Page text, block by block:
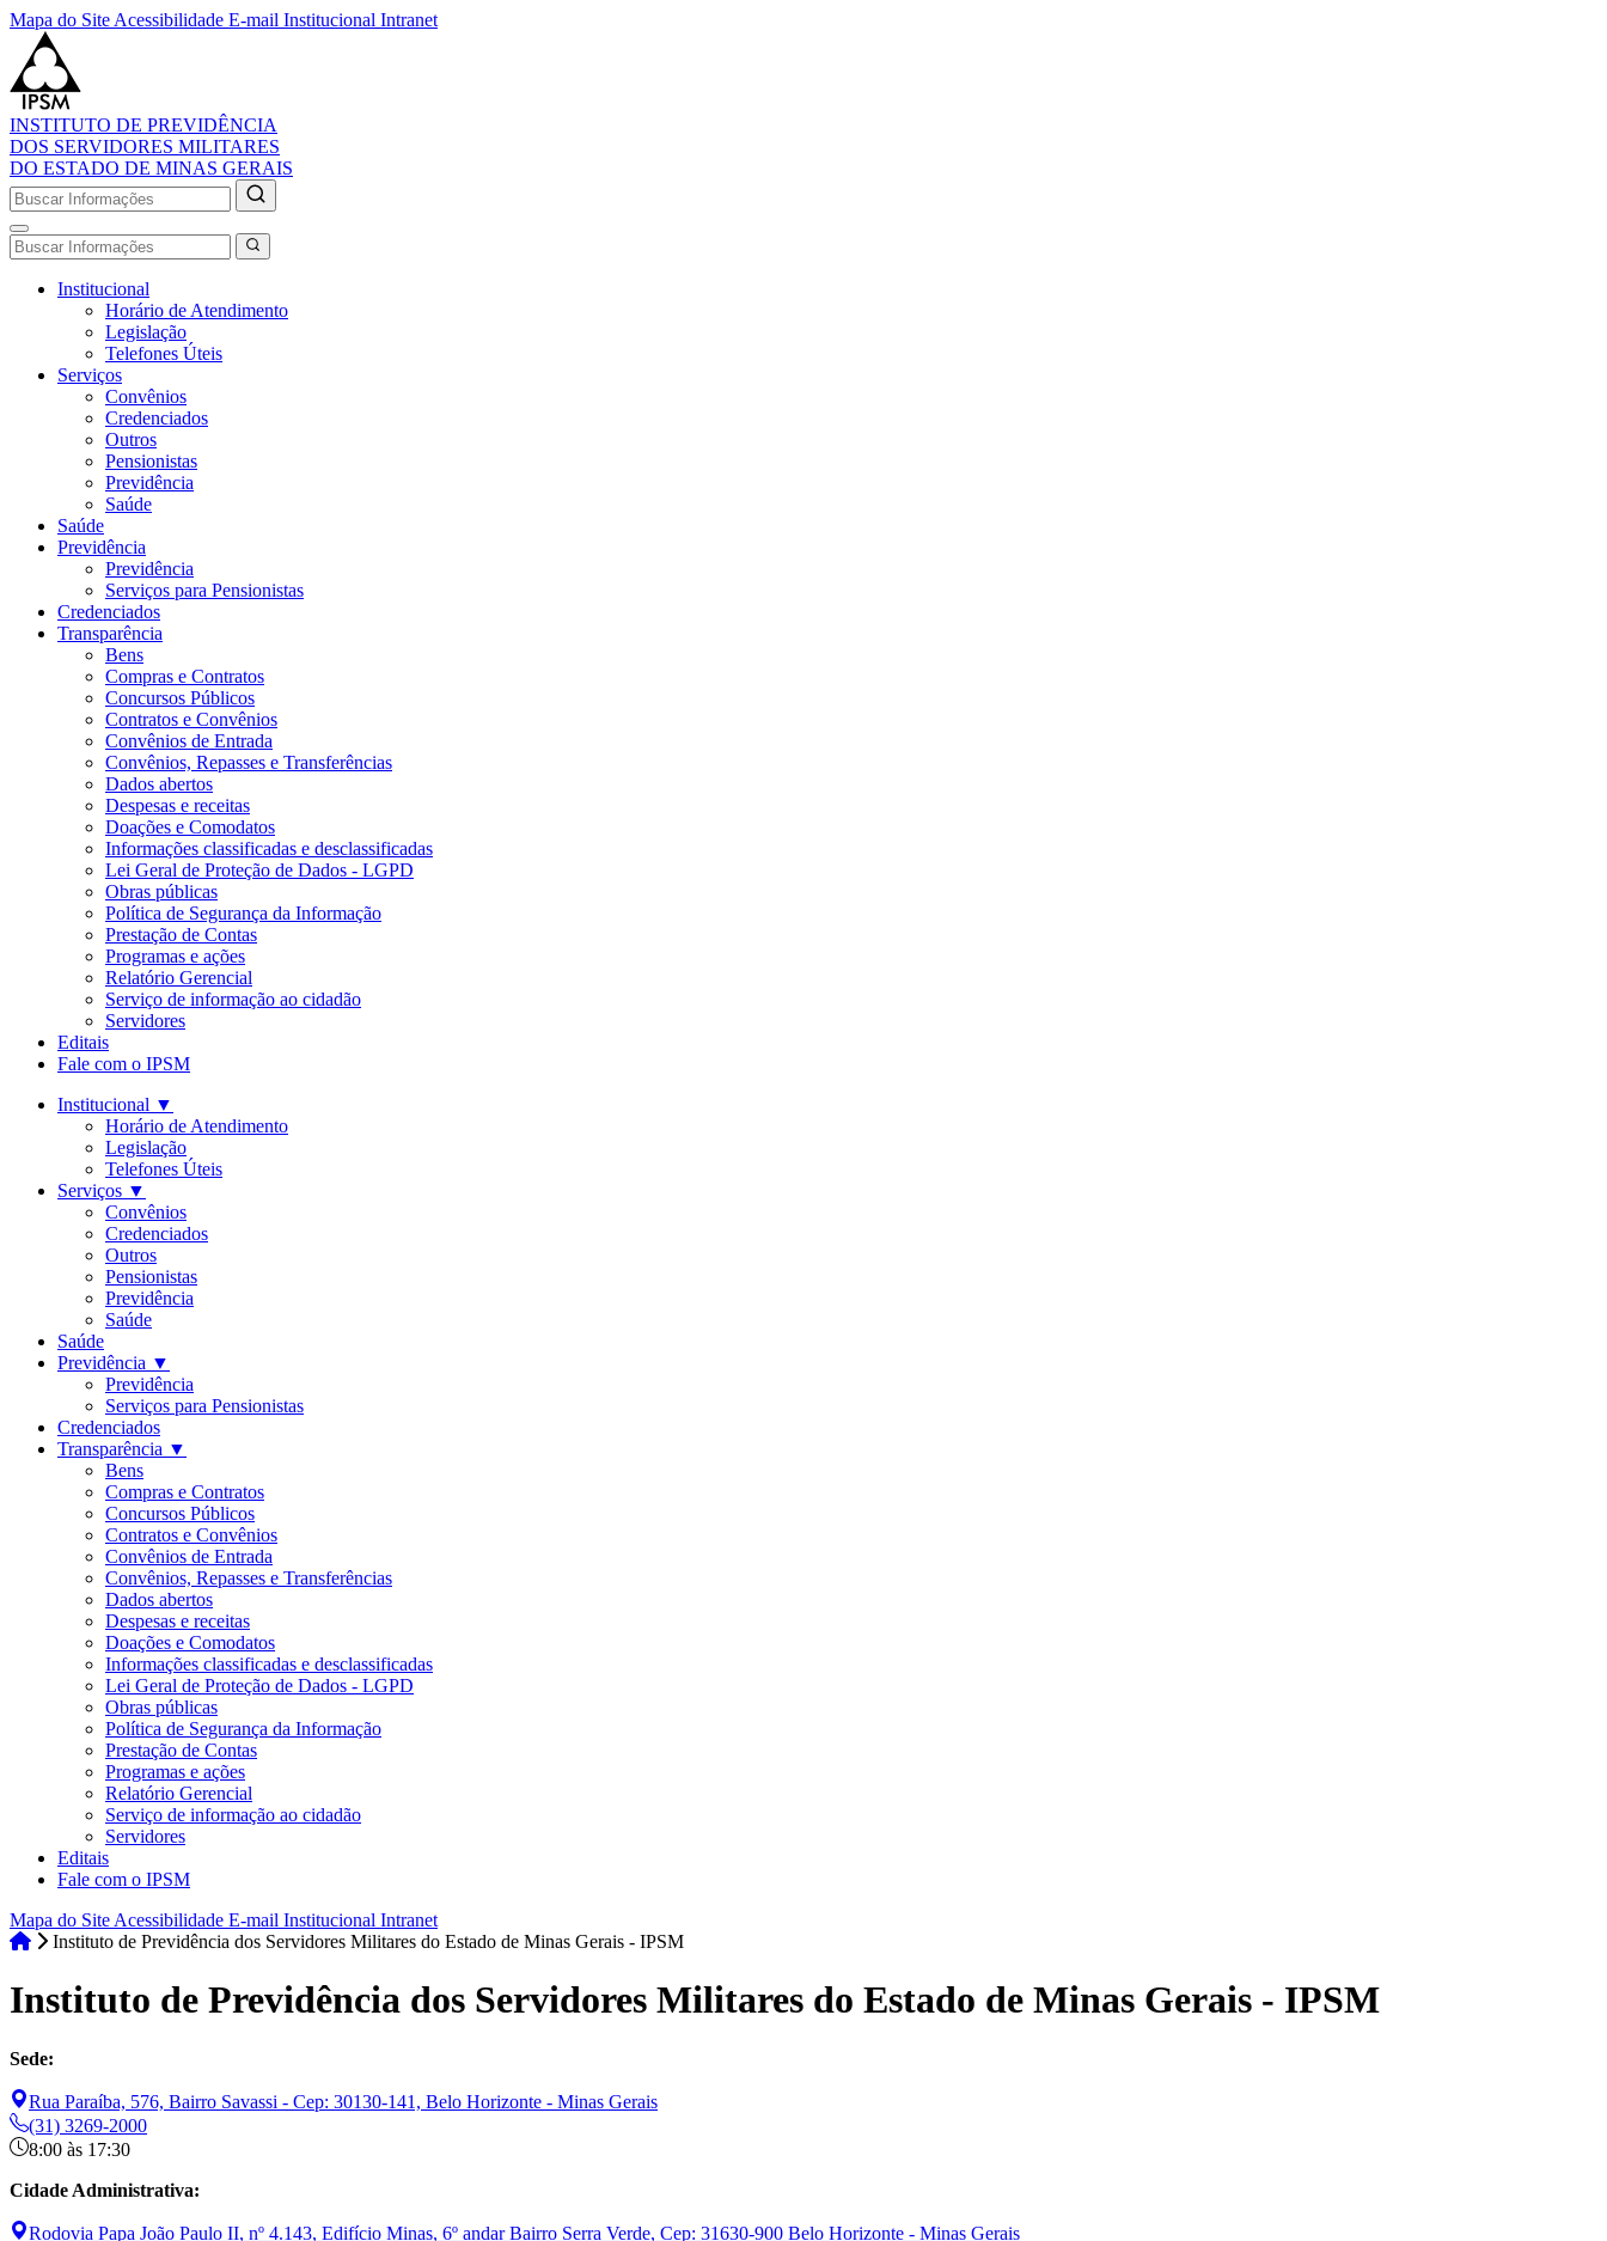
Mapa do Site Acessibilidade E-mail Institucional Intranet
INSTITUTO DE PREVIDÊNCIA
DOS SERVIDORES MILITARES
DO ESTADO DE MINAS GERAIS
Institucional
Horário de Atendimento
Legislação
Telefones Úteis
Serviços
Convênios
Credenciados
Outros
Pensionistas
Previdência
Saúde
Saúde
Previdência
Previdência
Serviços para Pensionistas
Credenciados
Transparência
Bens
Compras e Contratos
Concursos Públicos
Contratos e Convênios
Convênios de Entrada
Convênios, Repasses e Transferências
Dados abertos
Despesas e receitas
Doações e Comodatos
Informações classificadas e desclassificadas
Lei Geral de Proteção de Dados - LGPD
Obras públicas
Política de Segurança da Informação
Prestação de Contas
Programas e ações
Relatório Gerencial
Serviço de informação ao cidadão
Servidores
Editais
Fale com o IPSM
Institucional ▼
Horário de Atendimento
Legislação
Telefones Úteis
Serviços ▼
Convênios
Credenciados
Outros
Pensionistas
Previdência
Saúde
Saúde
Previdência ▼
Previdência
Serviços para Pensionistas
Credenciados
Transparência ▼
Bens
Compras e Contratos
Concursos Públicos
Contratos e Convênios
Convênios de Entrada
Convênios, Repasses e Transferências
Dados abertos
Despesas e receitas
Doações e Comodatos
Informações classificadas e desclassificadas
Lei Geral de Proteção de Dados - LGPD
Obras públicas
Política de Segurança da Informação
Prestação de Contas
Programas e ações
Relatório Gerencial
Serviço de informação ao cidadão
Servidores
Editais
Fale com o IPSM
Mapa do Site Acessibilidade E-mail Institucional Intranet
Instituto de Previdência dos Servidores Militares do Estado de Minas Gerais - IPSM
Instituto de Previdência dos Servidores Militares do Estado de Minas Gerais - IPSM
Sede:
Rua Paraíba, 576, Bairro Savassi - Cep: 30130-141, Belo Horizonte - Minas Gerais
(31) 3269-2000
8:00 às 17:30
Cidade Administrativa:
Rodovia Papa João Paulo II, nº 4.143, Edifício Minas, 6º andar Bairro Serra Verde, Cep: 31630-900 Belo Horizonte - Minas Gerais